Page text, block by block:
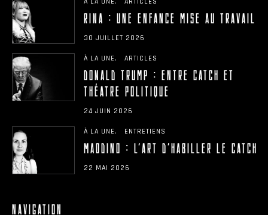
RINA : UNE ENFANCE MISE AU TRAVAIL
30 JUILLET 2026
À LA UNE ARTICLES
DONALD TRUMP : ENTRE CATCH ET
THÉÂTRE POLITIQUE
24 JUIN 2026
À LA UNE ENTRETIENS
MAODINO : L’ART D’HABILLER LE CATCH
22 MAI 2026
NAVIGATION